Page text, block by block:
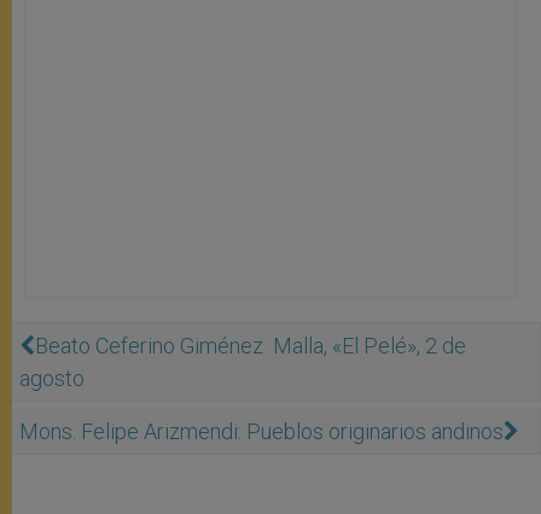
Beato Ceferino Giménez Malla, «El Pelé», 2 de
agosto
Mons. Felipe Arizmendi: Pueblos originarios andinos